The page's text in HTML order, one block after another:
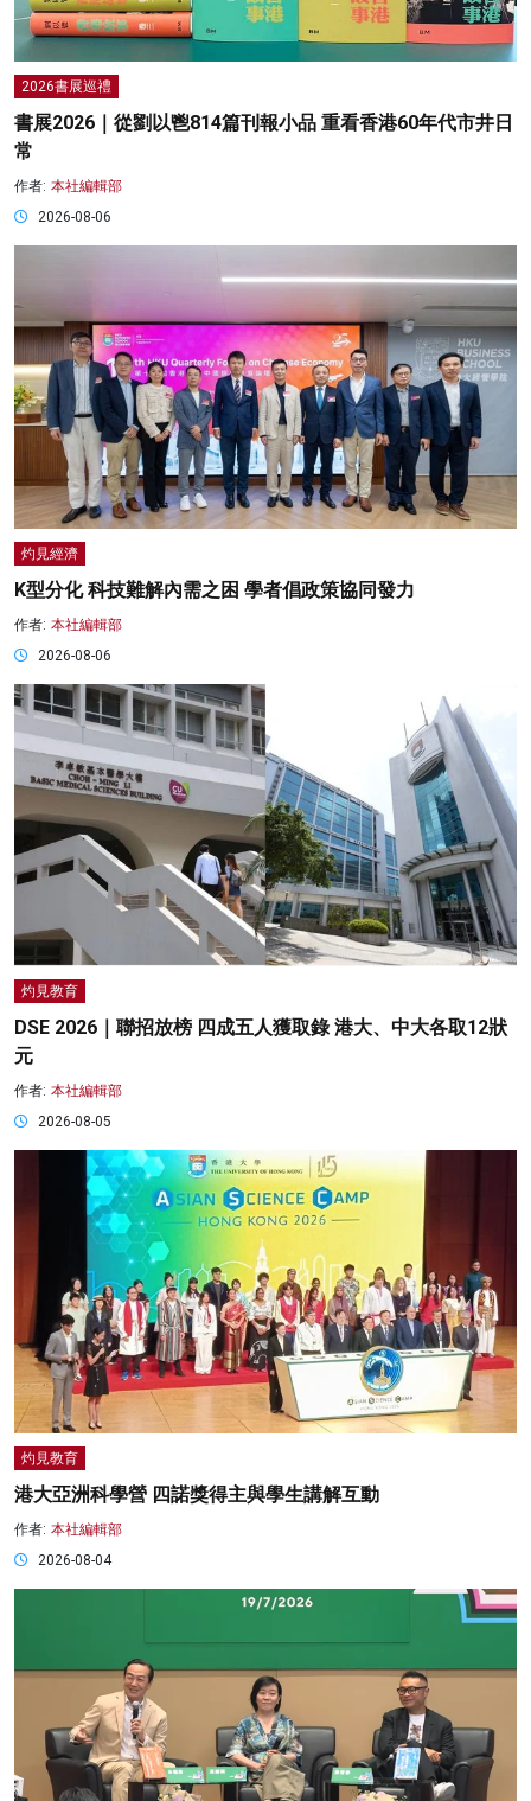
2026書展巡禮
書展2026｜從劉以鬯814篇刊報小品 重看香港60年代市井日
常
作者: 本社編輯部
2026-08-06
灼見經濟
K型分化 科技難解內需之困 學者倡政策協同發力
作者: 本社編輯部
2026-08-06
灼見教育
DSE 2026｜聯招放榜 四成五人獲取錄 港大、中大各取12狀
元
作者: 本社編輯部
2026-08-05
灼見教育
港大亞洲科學營 四諾獎得主與學生講解互動
作者: 本社編輯部
2026-08-04